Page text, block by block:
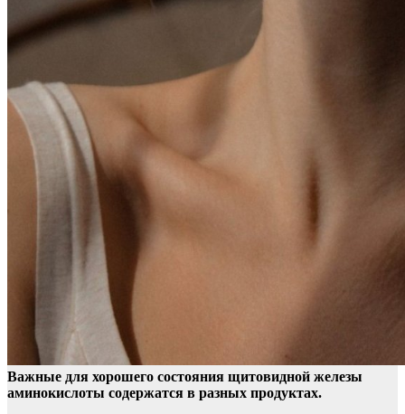
Важные для хорошего состояния щитовидной железы
аминокислоты содержатся в разных продуктах.